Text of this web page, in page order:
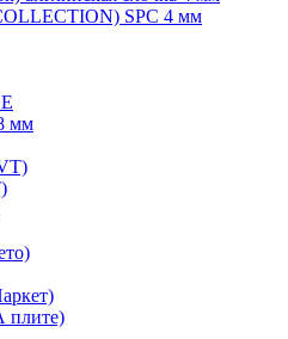
SPC 4 мм
мм
плите)